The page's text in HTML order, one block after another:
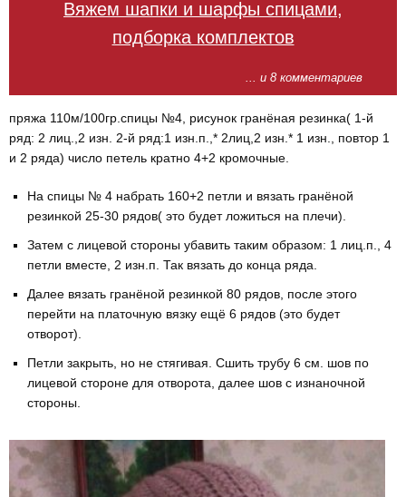
Вяжем шапки и шарфы спицами,
подборка комплектов
... и 8 комментариев
пряжа 110м/100гр.спицы №4, рисунок гранёная резинка( 1-й
ряд: 2 лиц.,2 изн. 2-й ряд:1 изн.п.,* 2лиц,2 изн.* 1 изн., повтор 1
и 2 ряда) число петель кратно 4+2 кромочные.
На спицы № 4 набрать 160+2 петли и вязать гранёной
резинкой 25-30 рядов( это будет ложиться на плечи).
Затем с лицевой стороны убавить таким образом: 1 лиц.п., 4
петли вместе, 2 изн.п. Так вязать до конца ряда.
Далее вязать гранёной резинкой 80 рядов, после этого
перейти на платочную вязку ещё 6 рядов (это будет
отворот).
Петли закрыть, но не стягивая. Сшить трубу 6 см. шов по
лицевой стороне для отворота, далее шов с изнаночной
стороны.